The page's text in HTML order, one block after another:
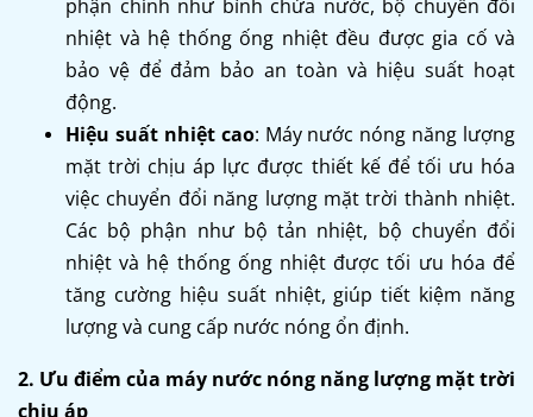
phận chính như bình chứa nước, bộ chuyển đổi
nhiệt và hệ thống ống nhiệt đều được gia cố và
bảo vệ để đảm bảo an toàn và hiệu suất hoạt
động.
Hiệu suất nhiệt cao: Máy nước nóng năng lượng
mặt trời chịu áp lực được thiết kế để tối ưu hóa
việc chuyển đổi năng lượng mặt trời thành nhiệt.
Các bộ phận như bộ tản nhiệt, bộ chuyển đổi
nhiệt và hệ thống ống nhiệt được tối ưu hóa để
tăng cường hiệu suất nhiệt, giúp tiết kiệm năng
lượng và cung cấp nước nóng ổn định.
2. Ưu điểm của máy nước nóng năng lượng mặt trời
chịu áp